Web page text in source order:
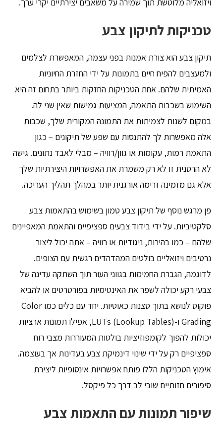
ויזואליה מלוטשת תוך שמירה על משאבים יצירתיים יקרי ערך.
טכניקות לתיקון צבע
תיקון צבע הוא צורת אמנות בפני עצמה, המאפשרת לצלמים
ולמעצבים להפיח חיים בתמונות על ידי החזרת החיוניות
האמיתית שלהם. אחת הטכניקות החזקות ביותר בתחום זה היא
השימוש בשכבות התאמה, המציעות גמישות שאין שני לה.
במקום לשנות לצמיתות את התמונה המקורית שלך, שכבות
אלה מאפשרות לך להתנסות עם שפע של תיקונים – כגון
התאמת רמות, עקומות או גוון/רוויה – מבלי לאבד נתונים. גישה
לא הרסנית זו לא רק משמרת את האפשרויות היצירתיות שלך
אלא גם מזמינה זרימה אורגנית יותר במהלך תהליך העריכה.
פן מרגש נוסף של תיקון צבע טמון בשימוש בהתאמות צבע
סלקטיביות. על ידי בידוד צבעים ספציפיים והתאמת המאפיינים
שלהם – כמו בהירות, ניגודיות או רוויה – אתה יכול ליצור
נרטיבים ויזואליים בולטים המהדהדים רגשית עם הצופים.
לדוגמה, הגברת החמימות בגווני העור תוך השתקה עדינה של
צבעי רקע יכולה לשפר את האינטימיות בפורטרטים או להביא
פוקוס לנושא בתוך סצנות כאוטיות. יחד עם כלים כמו Color
Grading ו-LUTs (Lookup Tables), אפילו תמונות ארציות
יכולות להפוך לקומפוזיציות בולטות המעוררות מצבי רוח
ספציפיים רק על ידי שינוי דינמיקת צבע בעדינות אך בעוצמה.
אימוץ הטכניקות הללו פותח אפשרויות אינסופיות ליצירת
סיפורים חזותיים שובי לב דרך כל פיקסל.
שיפור תמונות עם התאמות צבע